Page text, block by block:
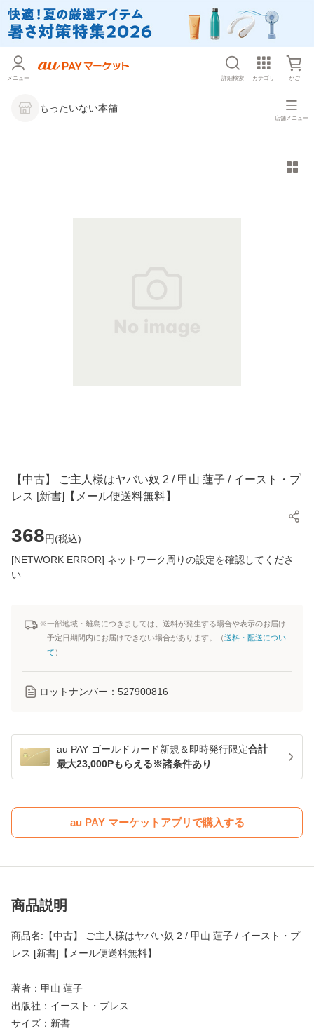
メニュー 詳細検索 カテゴリ かご
もったいない本舗
店舗メニュー
【中古】 ご主人様はヤバい奴 2 / 甲山 蓮子 / イースト・プ
レス [新書]【メール便送料無料】
368円(税込)
[NETWORK ERROR] ネットワーク周りの設定を確認してくださ
い
※一部地域・離島につきましては、送料が発生する場合や表示のお届け
予定日期間内にお届けできない場合があります。（送料・配送につい
て ）
ロットナンバー： 527900816
au PAY ゴールドカード新規＆即時発行限定合計
最大23,000Pもらえる※諸条件あり
au PAY マーケットアプリで購入する
商品説明
商品名:【中古】 ご主人様はヤバい奴 2 / 甲山 蓮子 / イースト・プ
レス [新書]【メール便送料無料】
著者：甲山 蓮子
出版社：イースト・プレス
サイズ：新書